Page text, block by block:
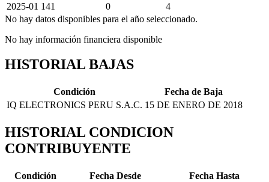
2025-01 141 0
4
No hay datos disponibles para el año seleccionado.
No hay información financiera disponible
HISTORIAL BAJAS
Condición
Fecha de Baja
IQ ELECTRONICS PERU S.A.C. 15 DE ENERO DE 2018
HISTORIAL CONDICION
CONTRIBUYENTE
Condición Fecha Desde
Fecha Hasta